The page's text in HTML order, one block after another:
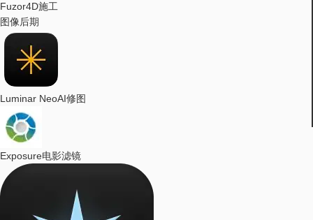
Fuzor4D施工
图像后期
Luminar NeoAI修图
Exposure电影滤镜